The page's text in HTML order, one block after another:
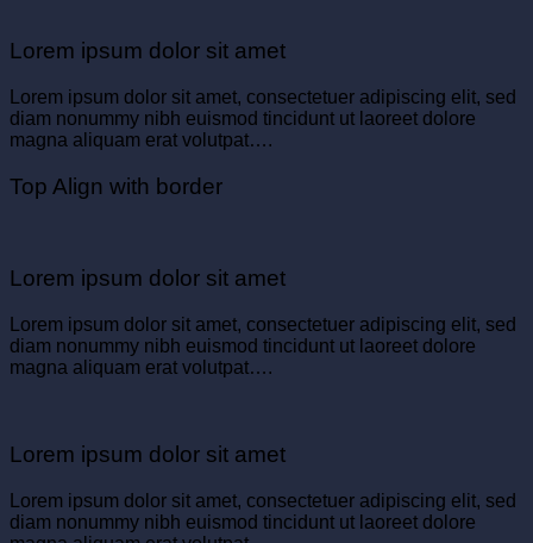
Lorem ipsum dolor sit amet
Lorem ipsum dolor sit amet, consectetuer adipiscing elit, sed
diam nonummy nibh euismod tincidunt ut laoreet dolore
magna aliquam erat volutpat….
Top Align with border
Lorem ipsum dolor sit amet
Lorem ipsum dolor sit amet, consectetuer adipiscing elit, sed
diam nonummy nibh euismod tincidunt ut laoreet dolore
magna aliquam erat volutpat….
Lorem ipsum dolor sit amet
Lorem ipsum dolor sit amet, consectetuer adipiscing elit, sed
diam nonummy nibh euismod tincidunt ut laoreet dolore